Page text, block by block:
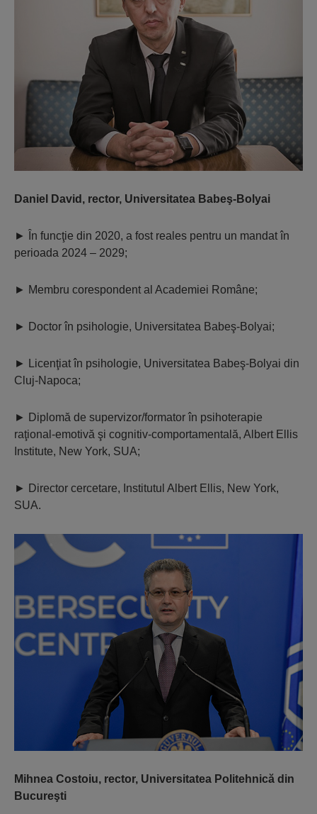
Daniel David, rector, Universitatea Babeş-Bolyai
►
În funcţie din 2020, a fost reales pentru un mandat în
perioada 2024 – 2029;
► Membru corespondent al Academiei Române;
► Doctor în psihologie, Universitatea Babeş-Bolyai;
►
Licenţiat în psihologie, Universitatea Babeş-Bolyai din
Cluj-Napoca;
►
Diplomă de supervizor/formator în psihoterapie
raţional-emotivă şi cognitiv-comportamentală, Albert Ellis
Institute, New York, SUA;
►
Director cercetare, Institutul Albert Ellis, New York,
SUA.
Mihnea Costoiu, rector, Universitatea Politehnică din
Bucureşti